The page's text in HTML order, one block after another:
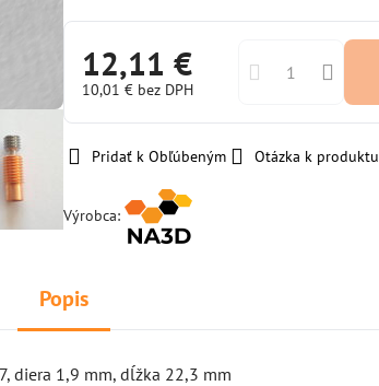
12,11 €
10,01 € bez DPH
Pridať k Obľúbeným Otázka k produktu
Výrobca:
Popis
diera 1,9 mm, dĺžka 22,3 mm